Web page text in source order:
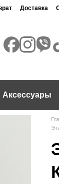
Доставка
Аксессуары